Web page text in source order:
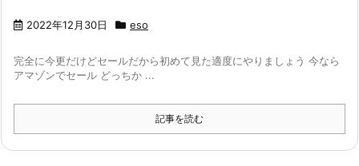
2022年12月30日 eso
完全に今更だけどセールだから初めて見た適度にやりましょう 今なら
アマゾンでセール どっちか ...
記事を読む